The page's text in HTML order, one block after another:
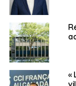
posé. » – Edwing
Limoilou
Une vie
nord-
«